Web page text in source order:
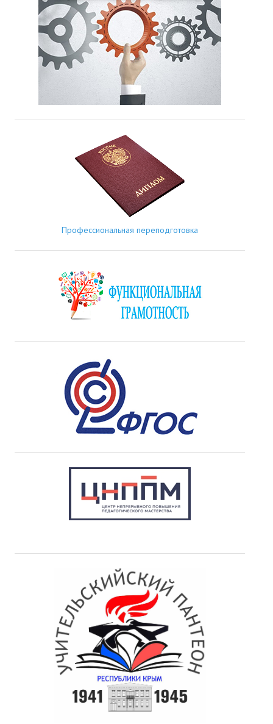
Профессиональная переподготовка